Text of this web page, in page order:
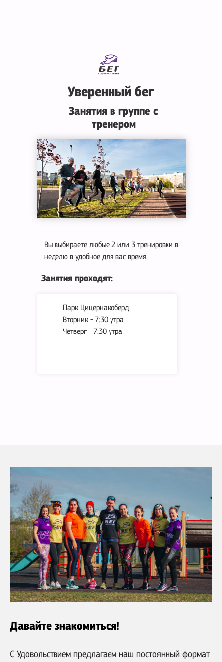
Уверенный бег
Занятия в группе с
тренером
Вы выбираете любые 2 или 3 тренировки в
неделю в удобное для вас время.
Занятия проходят:
Парк Цицернакоберд
Вторник - 7:30 утра
Четверг - 7:30 утра
Давайте знакомиться!
С Удовольствием предлагаем наш постоянный формат